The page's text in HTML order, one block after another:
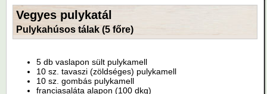
Vegyes pulykatál
Pulykahúsos tálak (5 főre)
5 db vaslapon sült pulykamell
10 sz. tavaszi (zöldséges) pulykamell
10 sz. gombás pulykamell
franciasaláta alapon (100 dkg)